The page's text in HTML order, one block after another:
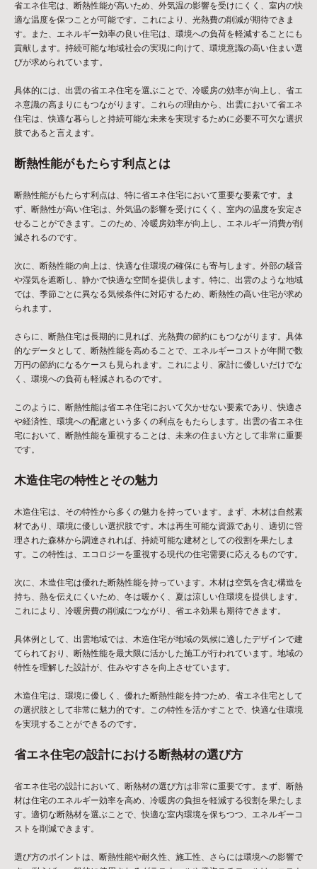
省エネ住宅は、断熱性能が高いため、外気温の影響を受けにくく、室内の快
適な温度を保つことが可能です。これにより、光熱費の削減が期待できま
す。また、エネルギー効率の良い住宅は、環境への負荷を軽減することにも
貢献します。持続可能な地域社会の実現に向けて、環境意識の高い住まい選
びが求められています。
具体的には、出雲の省エネ住宅を選ぶことで、冷暖房の効率が向上し、省エ
ネ意識の高まりにもつながります。これらの理由から、出雲において省エネ
住宅は、快適な暮らしと持続可能な未来を実現するために必要不可欠な選択
肢であると言えます。
断熱性能がもたらす利点とは
断熱性能がもたらす利点は、特に省エネ住宅において重要な要素です。ま
ず、断熱性が高い住宅は、外気温の影響を受けにくく、室内の温度を安定さ
せることができます。このため、冷暖房効率が向上し、エネルギー消費が削
減されるのです。
次に、断熱性能の向上は、快適な住環境の確保にも寄与します。外部の騒音
や湿気を遮断し、静かで快適な空間を提供します。特に、出雲のような地域
では、季節ごとに異なる気候条件に対応するため、断熱性の高い住宅が求め
られます。
さらに、断熱住宅は長期的に見れば、光熱費の節約にもつながります。具体
的なデータとして、断熱性能を高めることで、エネルギーコストが年間で数
万円の節約になるケースも見られます。これにより、家計に優しいだけでな
く、環境への負荷も軽減されるのです。
このように、断熱性能は省エネ住宅において欠かせない要素であり、快適さ
や経済性、環境への配慮という多くの利点をもたらします。出雲の省エネ住
宅において、断熱性能を重視することは、未来の住まい方として非常に重要
です。
木造住宅の特性とその魅力
木造住宅は、その特性から多くの魅力を持っています。まず、木材は自然素
材であり、環境に優しい選択肢です。木は再生可能な資源であり、適切に管
理された森林から調達されれば、持続可能な建材としての役割を果たしま
す。この特性は、エコロジーを重視する現代の住宅需要に応えるものです。
次に、木造住宅は優れた断熱性能を持っています。木材は空気を含む構造を
持ち、熱を伝えにくいため、冬は暖かく、夏は涼しい住環境を提供します。
これにより、冷暖房費の削減につながり、省エネ効果も期待できます。
具体例として、出雲地域では、木造住宅が地域の気候に適したデザインで建
てられており、断熱性能を最大限に活かした施工が行われています。地域の
特性を理解した設計が、住みやすさを向上させています。
木造住宅は、環境に優しく、優れた断熱性能を持つため、省エネ住宅として
の選択肢として非常に魅力的です。この特性を活かすことで、快適な住環境
を実現することができるのです。
省エネ住宅の設計における断熱材の選び方
省エネ住宅の設計において、断熱材の選び方は非常に重要です。まず、断熱
材は住宅のエネルギー効率を高め、冷暖房の負担を軽減する役割を果たしま
す。適切な断熱材を選ぶことで、快適な室内環境を保ちつつ、エネルギーコ
ストを削減できます。
選び方のポイントは、断熱性能や耐久性、施工性、さらには環境への影響で